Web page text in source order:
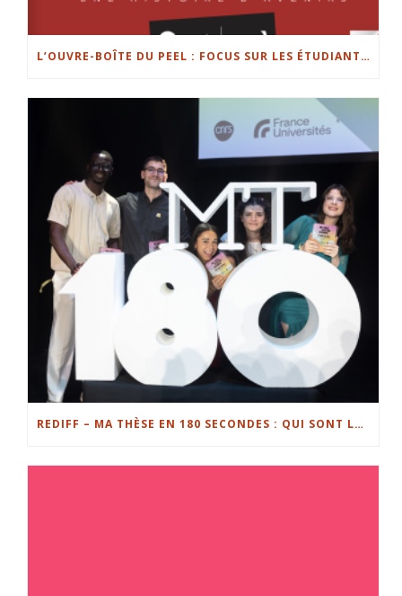
L’OUVRE-BOÎTE DU PEEL : FOCUS SUR LES ÉTUDIANTS ENTREPRENEURS DE L’UL
REDIFF – MA THÈSE EN 180 SECONDES : QUI SONT LES FINALISTES EN LORRAINE ?